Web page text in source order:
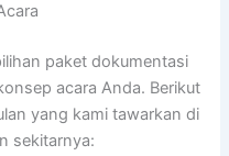
paket dokumentasi
acara Anda. Berikut
yang kami tawarkan di
sekitarnya: